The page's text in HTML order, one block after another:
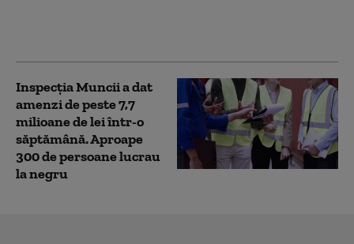
Inspecția Muncii a dat
amenzi de peste 7,7
milioane de lei într-o
săptămână. Aproape
300 de persoane lucrau
la negru